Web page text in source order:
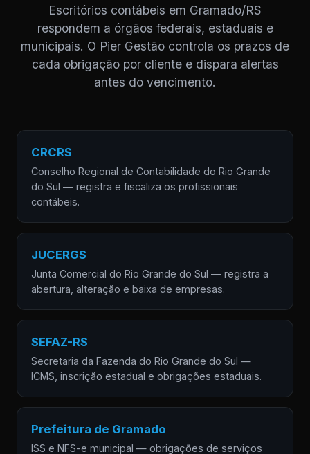
Escritórios contábeis em Gramado/RS
respondem a órgãos federais, estaduais e
municipais. O Pier Gestão controla os prazos de
cada obrigação por cliente e dispara alertas
antes do vencimento.
CRCRS
Conselho Regional de Contabilidade do Rio Grande
do Sul — registra e fiscaliza os profissionais
contábeis.
JUCERGS
Junta Comercial do Rio Grande do Sul — registra a
abertura, alteração e baixa de empresas.
SEFAZ-RS
Secretaria da Fazenda do Rio Grande do Sul —
ICMS, inscrição estadual e obrigações estaduais.
Prefeitura de Gramado
ISS e NFS-e municipal — obrigações de serviços